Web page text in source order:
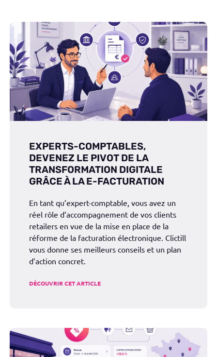
EXPERTS-COMPTABLES,
DEVENEZ LE PIVOT DE LA
TRANSFORMATION DIGITALE
GRÂCE À LA E-FACTURATION
En tant qu’expert-comptable, vous avez un
réel rôle d’accompagnement de vos clients
retailers en vue de la mise en place de la
réforme de la facturation électronique. Clictill
vous donne ses meilleurs conseils et un plan
d’action concret.
DÉCOUVRIR CET ARTICLE